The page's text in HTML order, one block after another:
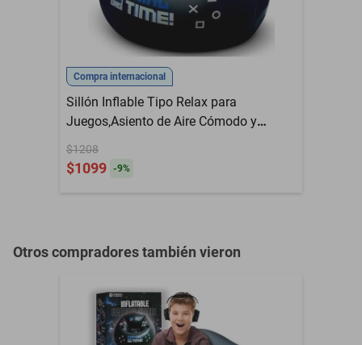
Aleacion de Aluminio
Compra internacional
Sillón Inflable Tipo Relax para
Juegos,Asiento de Aire Cómodo y
Portátil para Videojuegos, Lectura o
Descanso en Casa.HOGAWAY
$1208
$1099 -9%
Otros compradores también vieron